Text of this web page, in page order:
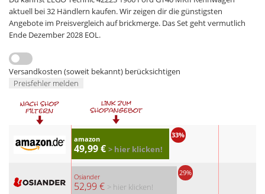
aktuell bei 32 Händlern kaufen. Wir zeigen dir die günstigsten
Angebote im Preisvergleich auf brickmerge. Das Set geht vermutlich
Ende Dezember 2028 EOL.
Versandkosten (soweit bekannt) berücksichtigen
Preisfehler melden
amazon
49,99 €
33%
> hier klicken!
Osiander
52,99 €
29%
> hier klicken!